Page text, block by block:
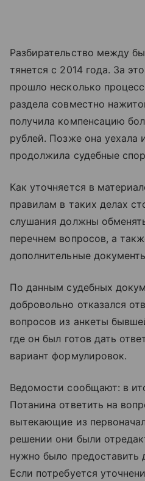
Разбирательство между
тянется с 2014 года. За
прошло несколько
раздела совместно
получила компенсацию
рублей. Позже она уехала
продолжила судебные
Как уточняется в
правилам в таких делах
слушания должны
перечнем вопросов, а
дополнительные
По данным судебных
добровольно отказался
вопросов из анкеты
где он был готов дать
вариант формулировок.
Ведомости сообщают: в
Потанина ответить на
вытекающие из
решении они были
нужно было предоставить
Если потребуется